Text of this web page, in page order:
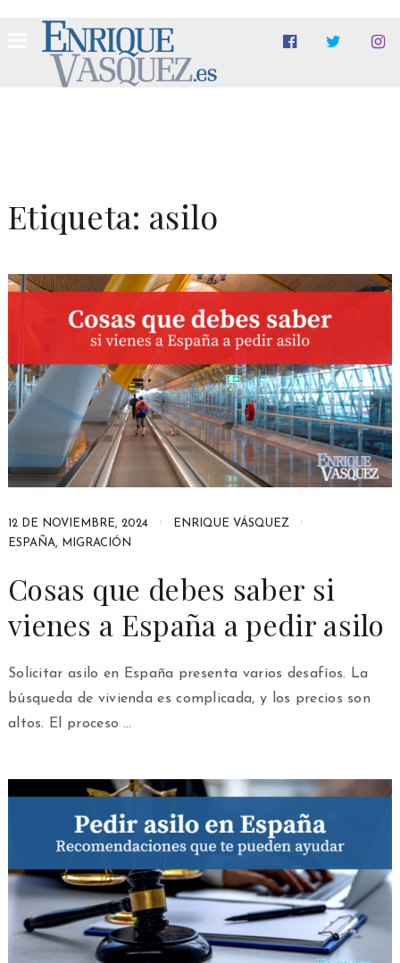
Etiqueta: asilo
12 DE NOVIEMBRE, 2024
ENRIQUE VÁSQUEZ
ESPAÑA, MIGRACIÓN
Cosas que debes saber si
vienes a España a pedir asilo
Solicitar asilo en España presenta varios desafíos. La
búsqueda de vivienda es complicada, y los precios son
altos. El proceso …